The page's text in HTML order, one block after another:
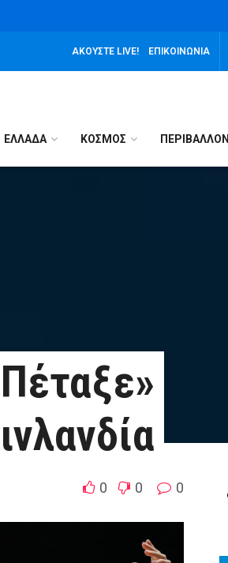
ΑΚΟΎΣΤΕ LIVE! ΕΠΙΚΟΙΝΩΝΊΑ
ΕΛΛΑΔΑ ΚΟΣΜΟΣ ΠΕΡΙΒΑΛΛΟΝ
0 0 0